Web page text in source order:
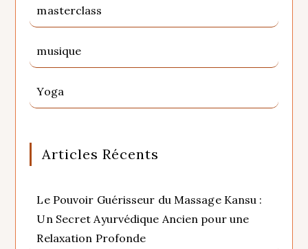
masterclass
musique
Yoga
Articles Récents
Le Pouvoir Guérisseur du Massage Kansu :
Un Secret Ayurvédique Ancien pour une
Relaxation Profonde